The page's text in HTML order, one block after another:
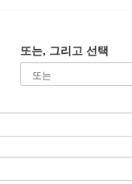
또는, 그리고 선택